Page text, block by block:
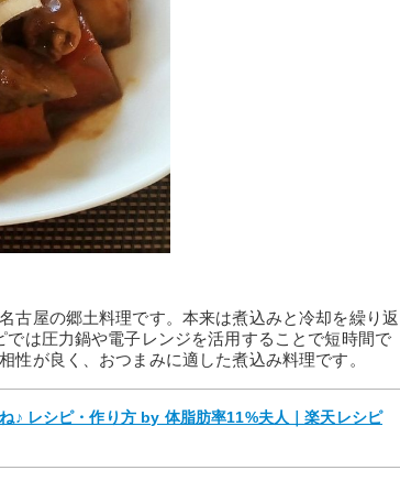
古屋の郷土料理です。本来は煮込みと冷却を繰り返
は圧力鍋や電子レンジを活用することで短時間で
が良く、おつまみに適した煮込み料理です。
♪ レシピ・作り方 by 体脂肪率11%夫人｜楽天レシピ